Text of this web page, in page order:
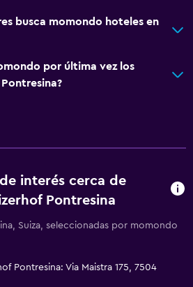
busca momondo hoteles en
por última vez los
interés cerca de
Pontresina
Suiza, seleccionadas por momondo
Pontresina: Via Maistra 175, 7504